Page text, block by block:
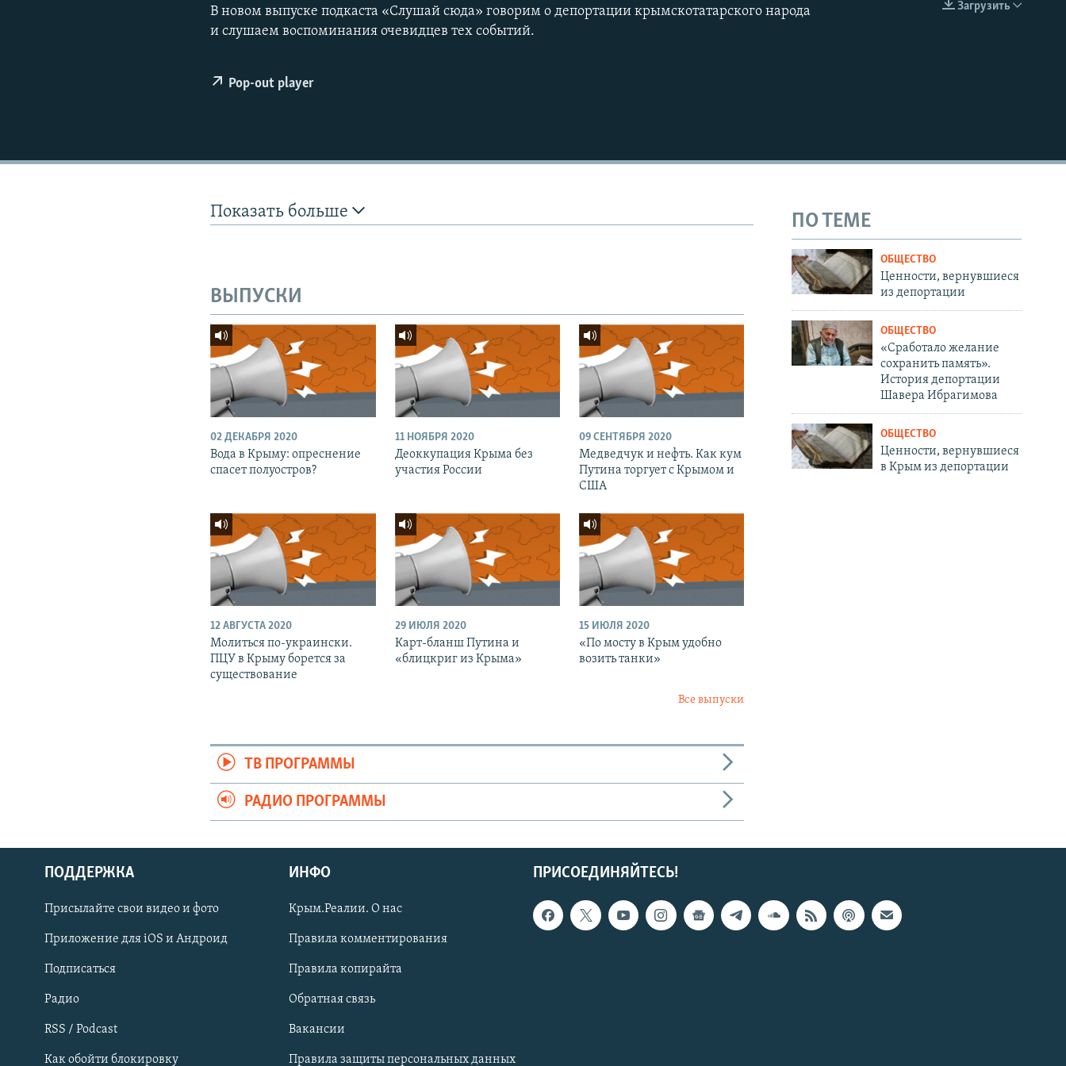
Українською
Qırımtatar
ПРИСОЕДИНЯЙТЕСЬ!
EMBED
Загрузить
В новом выпуске подкаста «Слушай сюда» говорим о депортации крымскотатарского народа
и слушаем воспоминания очевидцев тех событий.
Pop-out player
Показать больше ПО ТЕМЕ
ОБЩЕСТВО
Ценности, вернувшиеся
из депортации
ОБЩЕСТВО
«Сработало желание
сохранить память».
История депортации
Шавера Ибрагимова
ОБЩЕСТВО
Ценности, вернувшиеся
в Крым из депортации
ВЫПУСКИ
02 ДЕКАБРЯ 2020
Вода в Крыму: опреснение
спасет полуостров?
11 НОЯБРЯ 2020
Деоккупация Крыма без
участия России
09 СЕНТЯБРЯ 2020
Медведчук и нефть. Как кум
Путина торгует с Крымом и
США
12 АВГУСТА 2020
Молиться по-украински.
ПЦУ в Крыму борется за
существование
29 ИЮЛЯ 2020
Карт-бланш Путина и
«блицкриг из Крыма»
15 ИЮЛЯ 2020
«По мосту в Крым удобно
возить танки»
Все выпуски
ТВ ПРОГРАММЫ
РАДИО ПРОГРАММЫ
ПРИСОЕДИНЯЙТЕСЬ!
ПОДДЕРЖКА
Присылайте свои видео и фото
Приложение для iOS и Андроид
Подписаться
Радио
RSS / Podcast
Как обойти блокировку
ИНФО
Крым.Реалии. О нас
Правила комментирования
Правила копирайта
Обратная связь
Вакансии
Правила защиты персональных данных